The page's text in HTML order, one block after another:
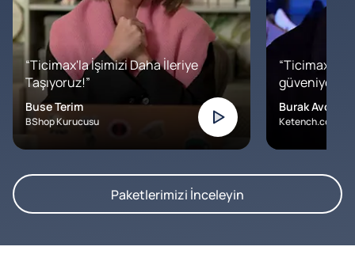
“Ticimax'la İşimizi Daha İleriye
Taşıyoruz!”
Buse Terim
BShop Kurucusu
“Ticimax'a
Burak Avcılar
Ketench.com –
Paketlerimizi İnceleyin